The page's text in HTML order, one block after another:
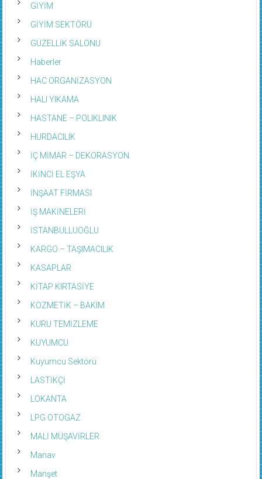
GİYİM
GİYİM SEKTÖRÜ
GÜZELLİK SALONU
Haberler
HAC ORGANİZASYON
HALI YIKAMA
HASTANE – POLIKLINIK
HURDACILIK
İÇ MİMAR – DEKORASYON
İKİNCİ EL EŞYA
İNŞAAT FİRMASI
İŞ MAKİNELERİ
İSTANBULLUOĞLU
KARGO – TAŞIMACILIK
KASAPLAR
KİTAP KIRTASİYE
KOZMETİK – BAKIM
KURU TEMİZLEME
KUYUMCU
Kuyumcu Sektörü
LASTİKÇİ
LOKANTA
LPG OTOGAZ
MALİ MÜŞAVİRLER
Manav
Manşet